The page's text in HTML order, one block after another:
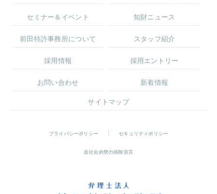
セミナー＆イベント 知財ニュース
前田特許事務所について スタッフ紹介
採用情報 採用エントリー
お問い合わせ 新着情報
サイトマップ
プライバシーポリシー セキュリティポリシー
反社会的勢力排除宣言